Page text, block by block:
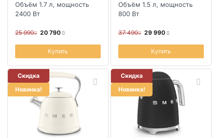
температурой,
Объём 1.7 л, мощность
2400 Вт
25 990 20 790
Купить
Объём 1.5 л, мощность
800 Вт
37 490 29 990
Купить
Скидка
Новинка!
Скидка
Новинка!